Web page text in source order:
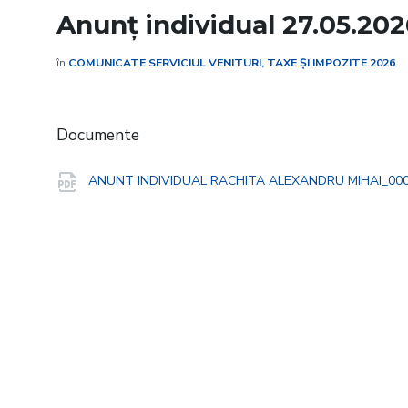
Anunț individual
în COMUNICATE SERVICIUL VENITURI, TAXE ȘI IMPOZITE 2026
Documente
ANUNT INDIVIDUAL RACHITA ALEXANDRU